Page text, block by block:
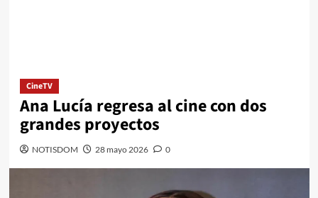
CineTV
Ana Lucía regresa al cine con dos
grandes proyectos
NOTISDOM 28 mayo 2026 0